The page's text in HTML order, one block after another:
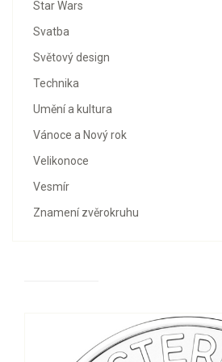
Star Wars
Svatba
Světový design
Technika
Umění a kultura
Vánoce a Nový rok
Velikonoce
Vesmír
Znamení zvěrokruhu